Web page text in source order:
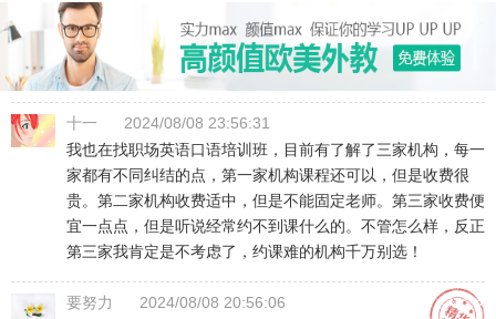
十一
2024/08/08 23:56:31
我也在找职场英语口语培训班，目前有了解了三家机构，每一
家都有不同纠结的点，第一家机构课程还可以，但是收费很
贵。第二家机构收费适中，但是不能固定老师。第三家收费便
宜一点点，但是听说经常约不到课什么的。不管怎么样，反正
第三家我肯定是不考虑了，约课难的机构千万别选！
要努力
2024/08/08 20:56:06